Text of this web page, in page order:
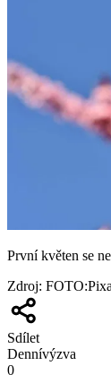
První květen se
Zdroj:
Sdílet
Dennívýzva
0